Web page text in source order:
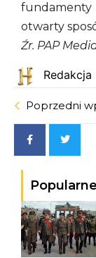
otwarty
Źr. PAP
Redakcja
Poprzedni